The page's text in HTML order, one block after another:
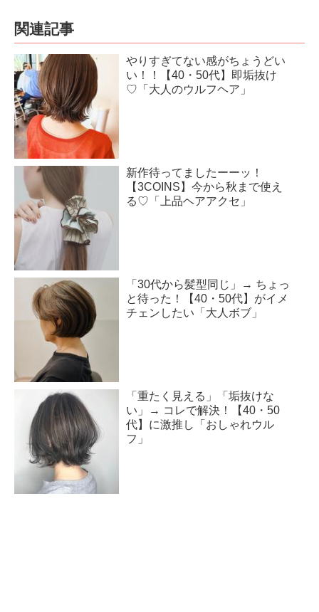
関連記事
やりすぎてない感がちょうどい
い！！【40・50代】即垢抜け
♡「大人のウルフヘア」
新作待ってましたーーッ！
【3COINS】今から秋まで使え
る♡「上品ヘアアクセ」
「30代から髪型同じ」→ ちょっ
と待った！【40・50代】がイメ
チェンしたい「大人ボブ」
「重たく見える」「垢抜けな
い」→ コレで解決！【40・50
代】に激推し「おしゃれウル
フ」